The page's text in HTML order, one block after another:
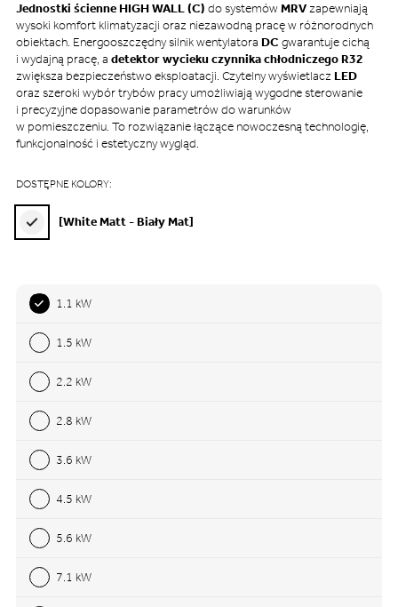
Jednostki ścienne HIGH WALL (C) do systemówMRVzapewniają
wysoki komfort klimatyzacji oraz niezawodną pracę w różnorodnych
obiektach. Energooszczędny silnik wentylatora DC gwarantuje cichą
i wydajną pracę, a detektor wycieku czynnika chłodniczego R32
zwiększa bezpieczeństwo eksploatacji. Czytelny wyświetlacz LED
oraz szeroki wybór trybów pracy umożliwiają wygodne sterowanie
i precyzyjne dopasowanie parametrów do warunków
w pomieszczeniu. To rozwiązanie łączące nowoczesną technologię,
funkcjonalność i estetyczny wygląd.
DOSTĘPNE KOLORY:
[White Matt - Biały Mat]
1.1 kW
1.5 kW
2.2 kW
2.8 kW
3.6 kW
4.5 kW
5.6 kW
7.1 kW